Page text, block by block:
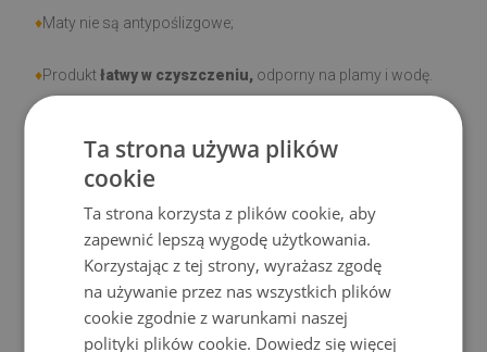
♦Maty nie są antypoślizgowe;
♦Produktłatwy w czyszczeniu, odporny na plamy i wodę.
użytkowaniu wynikające z upływu czasu (np. przetarcia) nie
podlegają reklamacjom.
Jak dbać o produkt?
Czyść wilgotną szmatką — nie używaj silnych środków
chemicznych.
Ta strona używa plików
cookie
Ta strona korzysta z plików cookie, aby
zapewnić lepszą wygodę użytkowania.
Korzystając z tej strony, wyrażasz zgodę
na używanie przez nas wszystkich plików
cookie zgodnie z warunkami naszej
polityki plików cookie. Dowiedz się więcej